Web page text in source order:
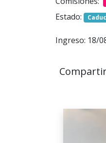
Estado:
Ingreso: 18/